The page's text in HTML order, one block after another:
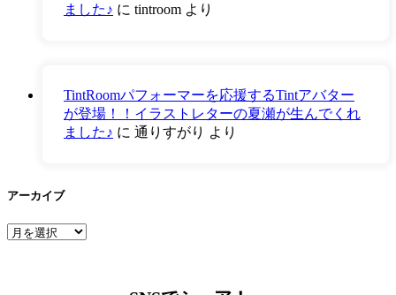
ました♪ に tintroom より
TintRoomパフォーマーを応援するTintアバター
が登場！！イラストレターの夏瀬が生んでくれ
ました♪ に 通りすがり より
アーカイブ
ア